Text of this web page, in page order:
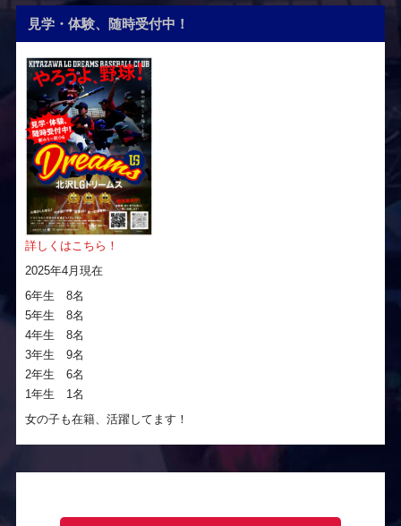
見学・体験、随時受付中！
詳しくはこちら！
2025年4月現在
6年生 8名
5年生 8名
4年生 8名
3年生 9名
2年生 6名
1年生 1名
女の子も在籍、活躍してます！